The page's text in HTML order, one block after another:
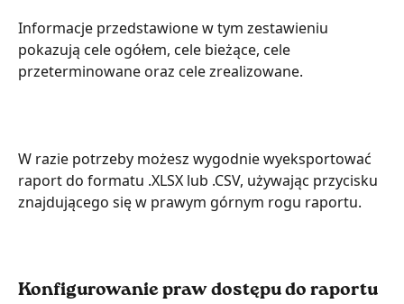
Informacje przedstawione w tym zestawieniu
pokazują cele ogółem, cele bieżące, cele
przeterminowane oraz cele zrealizowane.
W razie potrzeby możesz wygodnie wyeksportować
raport do formatu .XLSX lub .CSV, używając przycisku
znajdującego się w prawym górnym rogu raportu.
Konfigurowanie praw dostępu do raportu